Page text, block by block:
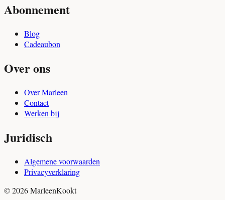
Abonnement
Blog
Cadeaubon
Over ons
Over Marleen
Contact
Werken bij
Juridisch
Algemene voorwaarden
Privacyverklaring
© 2026 MarleenKookt